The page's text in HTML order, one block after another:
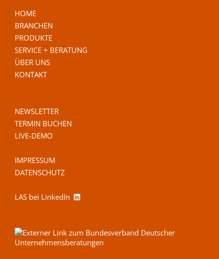
HOME
BRANCHEN
PRODUKTE
SERVICE + BERATUNG
ÜBER UNS
KONTAKT
NEWSLETTER
TERMIN BUCHEN
LIVE-DEMO
IMPRESSUM
DATENSCHUTZ
LAS bei LinkedIn